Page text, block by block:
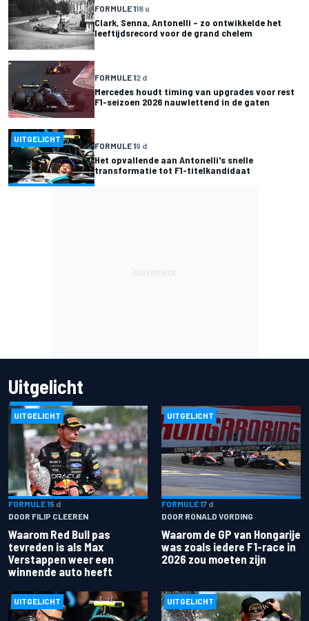
FORMULE 118 u
Clark, Senna, Antonelli – zo ontwikkelde het
leeftijdsrecord voor de grand chelem
FORMULE 12 d
Mercedes houdt timing van upgrades voor rest
F1-seizoen 2026 nauwlettend in de gaten
UITGELICHT
FORMULE 19 d
Het opvallende aan Antonelli's snelle
transformatie tot F1-titelkandidaat
Uitgelicht
UITGELICHT
FORMULE 15 d
DOOR FILIP CLEEREN
Waarom Red Bull pas
tevreden is als Max
Verstappen weer een
winnende auto heeft
UITGELICHT
FORMULE 17 d
DOOR RONALD VORDING
Waarom de GP van Hongarije
was zoals iedere F1-race in
2026 zou moeten zijn
UITGELICHT UITGELICHT